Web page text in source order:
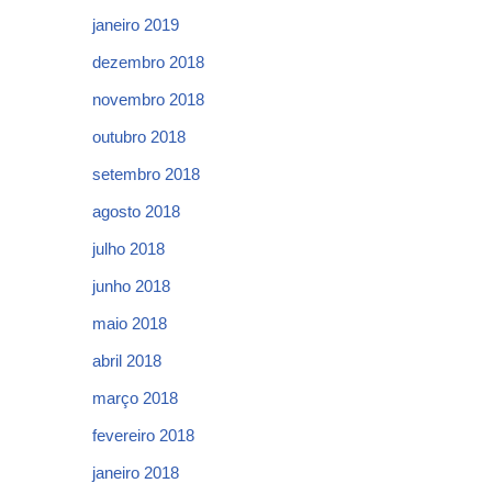
janeiro 2019
dezembro 2018
novembro 2018
outubro 2018
setembro 2018
agosto 2018
julho 2018
junho 2018
maio 2018
abril 2018
março 2018
fevereiro 2018
janeiro 2018